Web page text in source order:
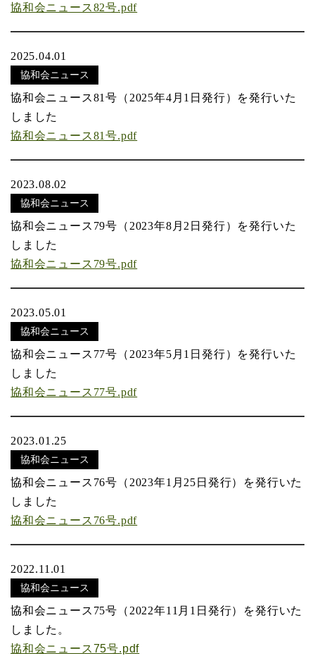
協和会ニュース82号.pdf
2025.04.01
協和会ニュース
協和会ニュース81号（2025年4月1日発行）を発行いた
しました
協和会ニュース81号.pdf
2023.08.02
協和会ニュース
協和会ニュース79号（2023年8月2日発行）を発行いた
しました
協和会ニュース79号.pdf
2023.05.01
協和会ニュース
協和会ニュース77号（2023年5月1日発行）を発行いた
しました
協和会ニュース77号.pdf
2023.01.25
協和会ニュース
協和会ニュース76号（2023年1月25日発行）を発行いた
しました
協和会ニュース76号.pdf
2022.11.01
協和会ニュース
協和会ニュース75号（2022年11月1日発行）を発行いた
しました。
協和会ニュース75号.pdf